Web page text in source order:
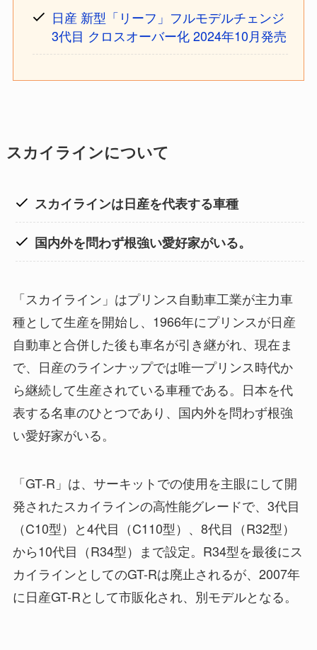
日産 新型「リーフ」フルモデルチェンジ
3代目 クロスオーバー化 2024年10月発売
スカイラインについて
スカイラインは日産を代表する車種
国内外を問わず根強い愛好家がいる。
「スカイライン」はプリンス自動車工業が主力車
種として生産を開始し、1966年にプリンスが日産
自動車と合併した後も車名が引き継がれ、現在ま
で、日産のラインナップでは唯一プリンス時代か
ら継続して生産されている車種である。日本を代
表する名車のひとつであり、国内外を問わず根強
い愛好家がいる。
「GT-R」は、サーキットでの使用を主眼にして開
発されたスカイラインの高性能グレードで、3代目
（C10型）と4代目（C110型）、8代目（R32型）
から10代目（R34型）まで設定。R34型を最後にス
カイラインとしてのGT-Rは廃止されるが、2007年
に日産GT-Rとして市販化され、別モデルとなる。